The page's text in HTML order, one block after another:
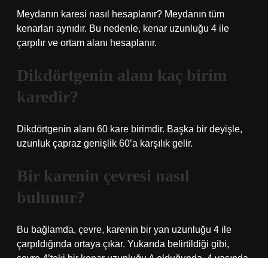
Meydanın karesi nasıl hesaplanır? Meydanın tüm
kenarları aynıdır. Bu nedenle, kenar uzunluğu 4 ile
çarpılır ve ortam alanı hesaplanır.
Dikdörtgenin alanı kaç birim
karedir?
Dikdörtgenin alanı 60 kare birimdir. Başka bir deyişle,
uzunluk çapraz genişlik 60’a karşılık gelir.
Bir karenin çevresi nasıl
bulunur?
Bu bağlamda, çevre, karenin bir yan uzunluğu 4 ile
çarpıldığında ortaya çıkar. Yukarıda belirtildiği gibi,